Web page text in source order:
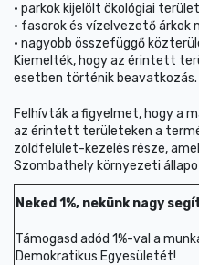
• parkok kijelölt ökológiai
• fasorok és vízelvezető árkok
• nagyobb összefüggő
Kiemelték, hogy az érintett
esetben történik beavatkozás.
Felhívták a figyelmet, hogy a
az érintett területeken a
zöldfelület-kezelés része,
Szombathely környezeti
Neked 1%, nekünk nagy
Támogasd adód 1%-val a
Demokratikus Egyesületét!